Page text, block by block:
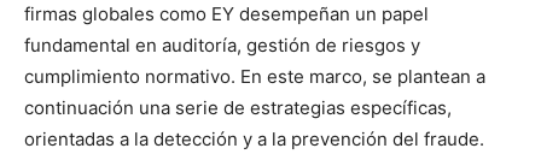
firmas globales como EY desempeñan un papel
fundamental en auditoría, gestión de riesgos y
cumplimiento normativo. En este marco, se plantean a
continuación una serie de estrategias específicas,
orientadas a la detección y a la prevención del fraude.